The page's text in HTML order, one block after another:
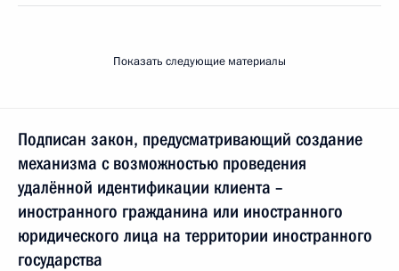
Показать следующие материалы
Подписан закон, предусматривающий создание
механизма с возможностью проведения
удалённой идентификации клиента –
иностранного гражданина или иностранного
юридического лица на территории иностранного
государства